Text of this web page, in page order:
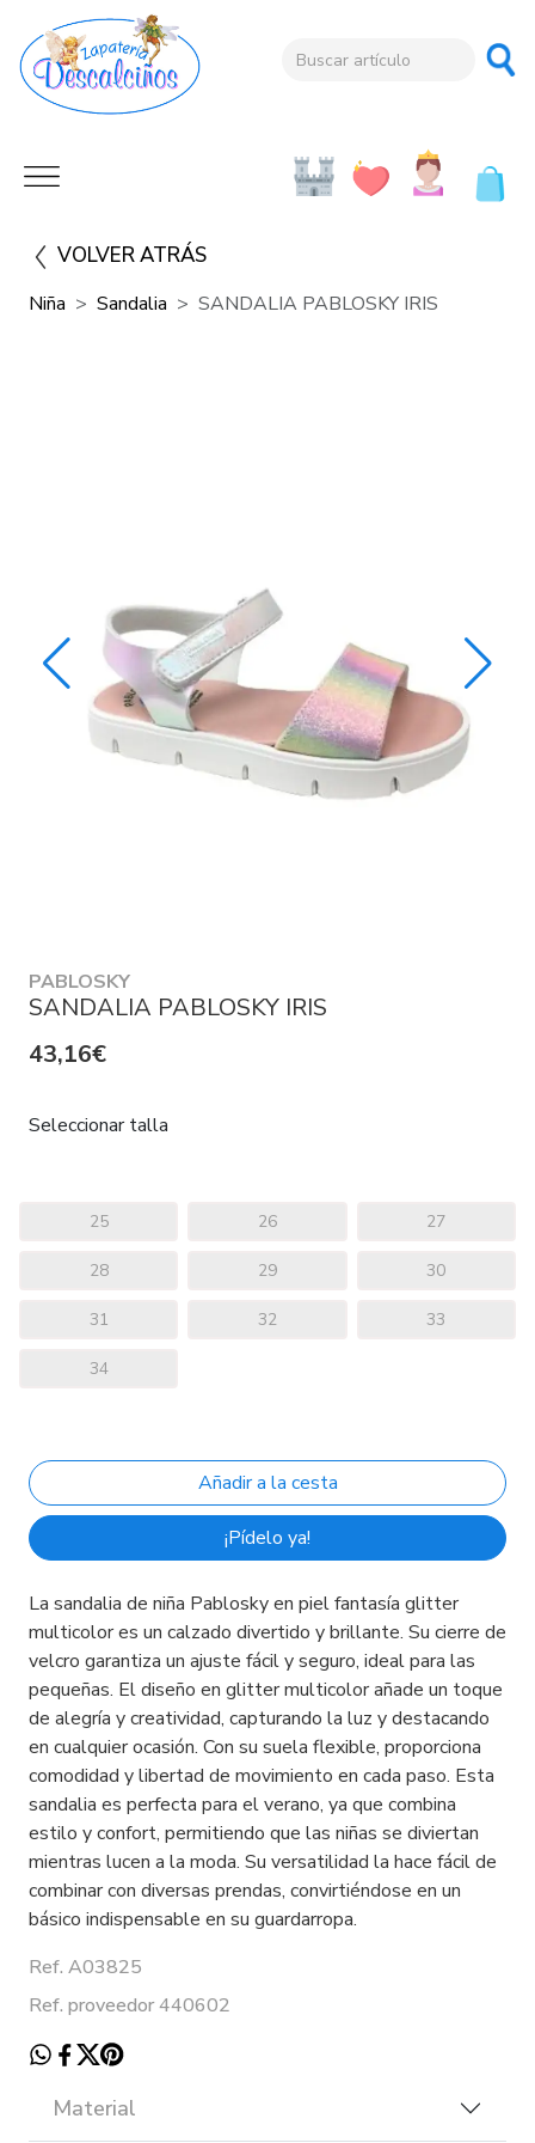
VOLVER ATRÁS
Niña Sandalia SANDALIA PABLOSKY IRIS
PABLOSKY
SANDALIA PABLOSKY IRIS
43,16€
Seleccionar talla
25 26 27
28 29 30
31 32 33
34
¡Pídelo ya!
La sandalia de niña Pablosky en piel fantasía glitter
multicolor es un calzado divertido y brillante. Su cierre de
velcro garantiza un ajuste fácil y seguro, ideal para las
pequeñas. El diseño en glitter multicolor añade un toque
de alegría y creatividad, capturando la luz y destacando
en cualquier ocasión. Con su suela flexible, proporciona
comodidad y libertad de movimiento en cada paso. Esta
sandalia es perfecta para el verano, ya que combina
estilo y confort, permitiendo que las niñas se diviertan
mientras lucen a la moda. Su versatilidad la hace fácil de
combinar con diversas prendas, convirtiéndose en un
básico indispensable en su guardarropa.
Ref. A03825
Ref. proveedor 440602
Material